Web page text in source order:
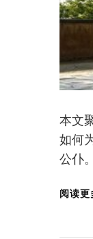
本文
如何
公仆。
阅读更